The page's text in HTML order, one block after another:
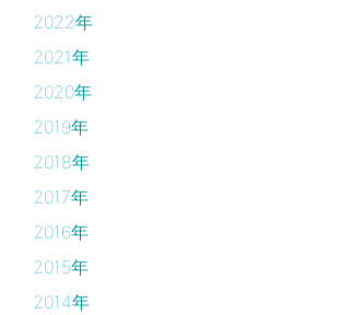
2022年
2021年
2020年
2019年
2018年
2017年
2016年
2015年
2014年